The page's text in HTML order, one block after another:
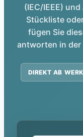
(IEC/IEEE)
Stückliste
fügen Sie
antworten in der
DIREKT AB WERK